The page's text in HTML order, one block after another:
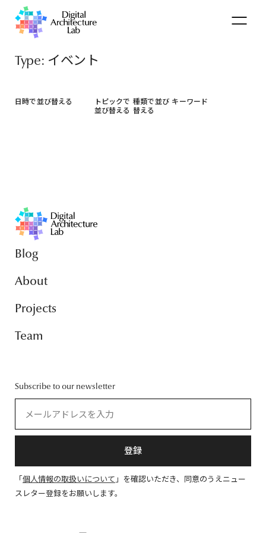
Type: イベント
日時で並び替える
トピックで
並び替える
種類で並び
替える
キーワード
Blog
About
Projects
Team
Subscribe to our newsletter
登録
「個人情報の取扱いについて 」を確認いただき、同意のうえニュー
スレター登録をお願いします。